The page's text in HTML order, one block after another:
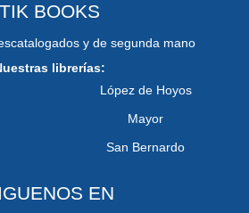
TIK BOOKS
y de segunda mano
librerías:
López de Hoyos
Mayor
San Bernardo
EN